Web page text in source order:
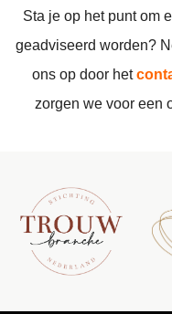
Sta je op het punt om
geadviseerd worden?
ons op door het
zorgen we voor een